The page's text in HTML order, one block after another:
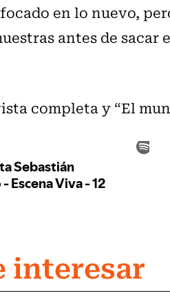
en lo nuevo,
antes de
completa y “El
interesar